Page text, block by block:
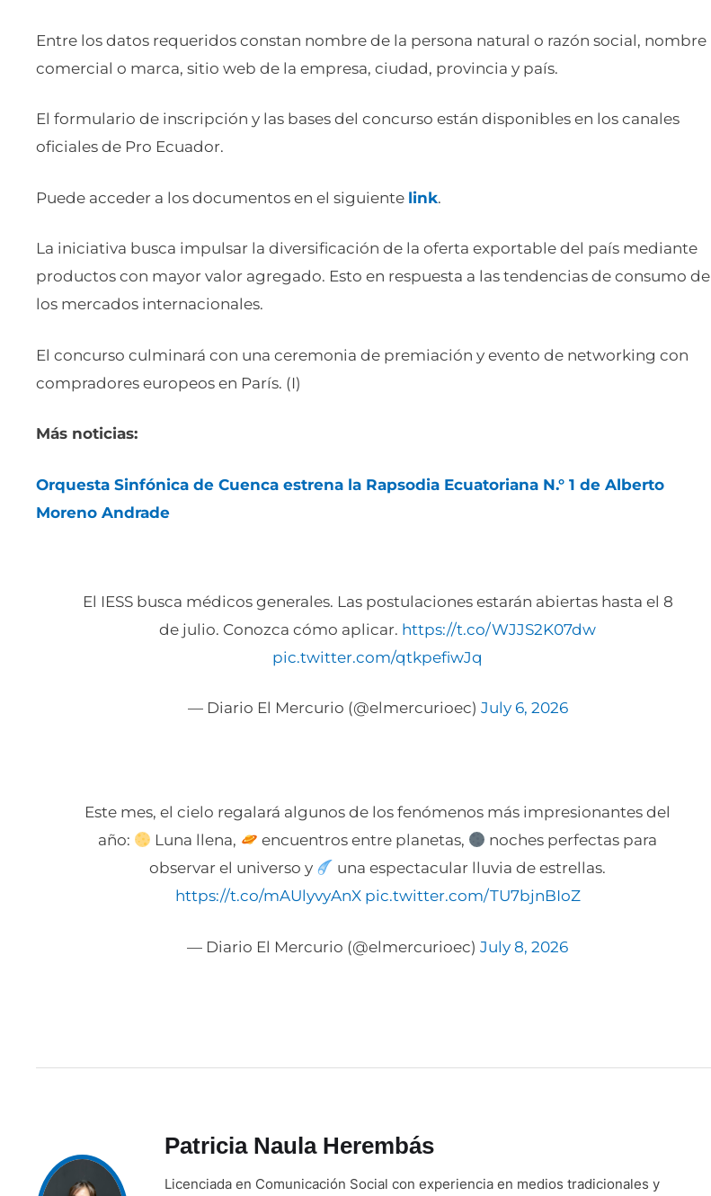
Entre los datos requeridos constan nombre de la persona natural o razón social, nombre
comercial o marca, sitio web de la empresa, ciudad, provincia y país.
El formulario de inscripción y las bases del concurso están disponibles en los canales
oficiales de Pro Ecuador.
Puede acceder a los documentos en el siguiente link.
La iniciativa busca impulsar la diversificación de la oferta exportable del país mediante
productos con mayor valor agregado. Esto en respuesta a las tendencias de consumo de
los mercados internacionales.
El concurso culminará con una ceremonia de premiación y evento de networking con
compradores europeos en París. (I)
Más noticias:
Orquesta Sinfónica de Cuenca estrena la Rapsodia Ecuatoriana N.° 1 de Alberto
Moreno Andrade
El IESS busca médicos generales. Las postulaciones estarán abiertas hasta el 8
de julio. Conozca cómo aplicar. https://t.co/WJJS2K07dw
pic.twitter.com/qtkpefiwJq
— Diario El Mercurio (@elmercurioec) July 6, 2026
Este mes, el cielo regalará algunos de los fenómenos más impresionantes del
año:
Luna llena, encuentros entre planetas,
noches perfectas para
observar el universo y
una espectacular lluvia de estrellas.
https://t.co/mAUlyvyAnX pic.twitter.com/TU7bjnBIoZ
— Diario El Mercurio (@elmercurioec) July 8, 2026
Patricia Naula Herembás
Licenciada en Comunicación Social con experiencia en medios tradicionales y